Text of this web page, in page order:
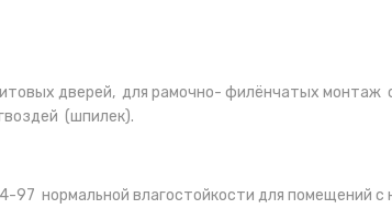
дверей, для рамочно- филёнчатых
(шпилек).
97 нормальной влагостойкости для помещений